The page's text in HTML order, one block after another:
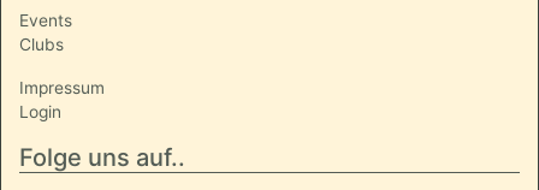
Events
Clubs
Impressum
Login
Folge uns auf..